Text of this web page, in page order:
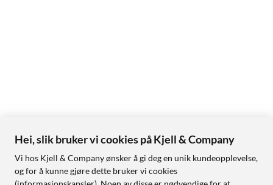
Hei, slik bruker vi cookies på Kjell & Company
Vi hos Kjell & Company ønsker å gi deg en unik kundeopplevelse,
og for å kunne gjøre dette bruker vi cookies